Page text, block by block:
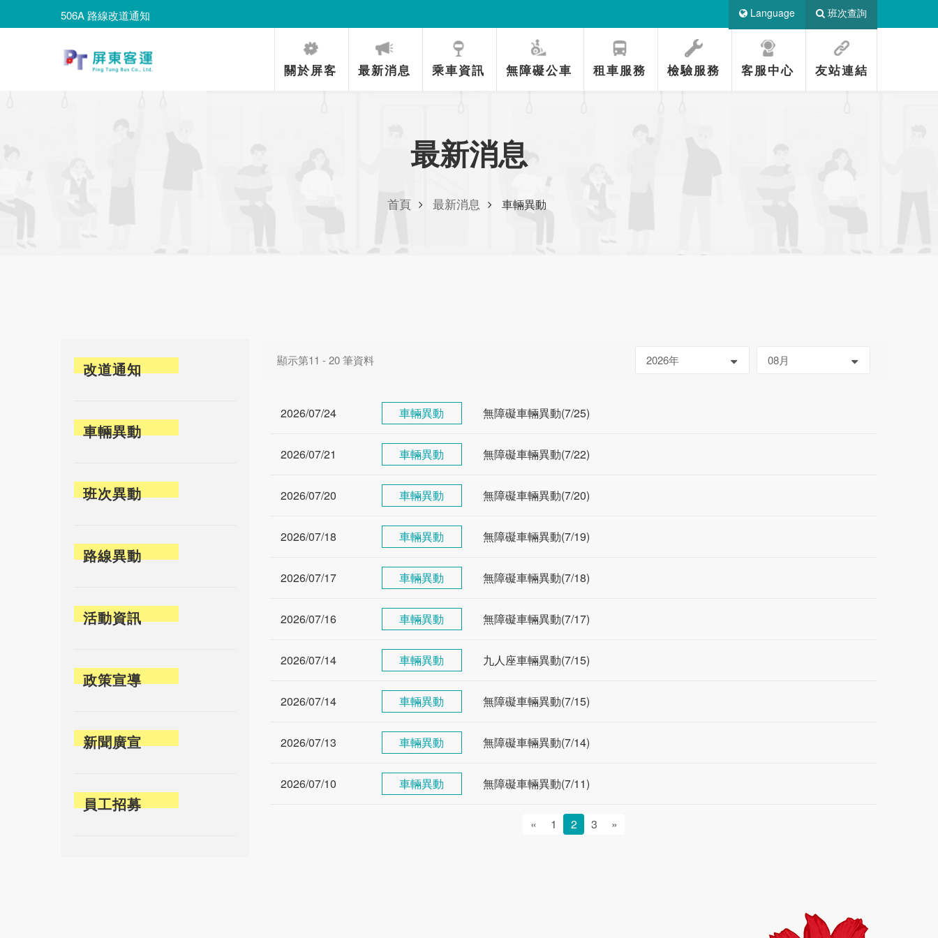
506A 路線改道通知
506A 路線改道通知
Language 班次查詢
關於屏客 最新消息 乘車資訊 無障礙公車 租車服務 檢驗服務 客服中心 友站連結
最新消息
首頁 最新消息 車輛異動
改道通知
車輛異動
班次異動
路線異動
活動資訊
政策宣導
新聞廣宣
員工招募
顯示第11 - 20 筆資料
2026/07/24 車輛異動 無障礙車輛異動(7/25)
2026/07/21 車輛異動 無障礙車輛異動(7/22)
2026/07/20 車輛異動 無障礙車輛異動(7/20)
2026/07/18 車輛異動 無障礙車輛異動(7/19)
2026/07/17 車輛異動 無障礙車輛異動(7/18)
2026/07/16 車輛異動 無障礙車輛異動(7/17)
2026/07/14 車輛異動 九人座車輛異動(7/15)
2026/07/14 車輛異動 無障礙車輛異動(7/15)
2026/07/13 車輛異動 無障礙車輛異動(7/14)
2026/07/10 車輛異動 無障礙車輛異動(7/11)
« 1 2 3 »